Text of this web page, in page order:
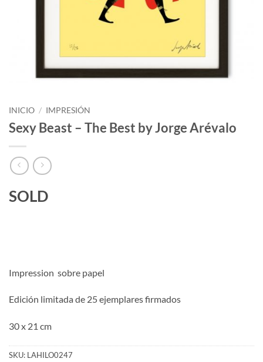
INICIO / IMPRESIÓN
Sexy Beast – The Best by Jorge Arévalo
SOLD
Impression sobre papel
Edición limitada de 25 ejemplares firmados
30 x 21 cm
SKU: LAHILO0247